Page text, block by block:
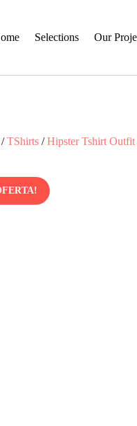
Selections Our
/TShirts /Hipster Tshirt Outfit